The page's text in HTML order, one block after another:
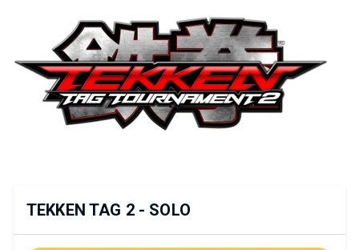
TEKKEN TAG 2 - SOLO